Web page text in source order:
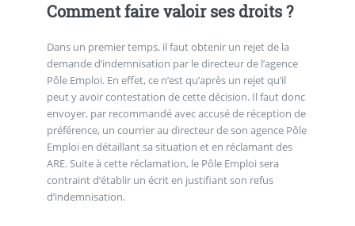
Comment faire valoir ses droits ?
Dans un premier temps, il faut obtenir un rejet de la
demande d’indemnisation par le directeur de l’agence
Pôle Emploi. En effet, ce n’est qu’après un rejet qu’il
peut y avoir contestation de cette décision. Il faut donc
envoyer, par recommandé avec accusé de réception de
préférence, un courrier au directeur de son agence Pôle
Emploi en détaillant sa situation et en réclamant des
ARE. Suite à cette réclamation, le Pôle Emploi sera
contraint d’établir un écrit en justifiant son refus
d’indemnisation.